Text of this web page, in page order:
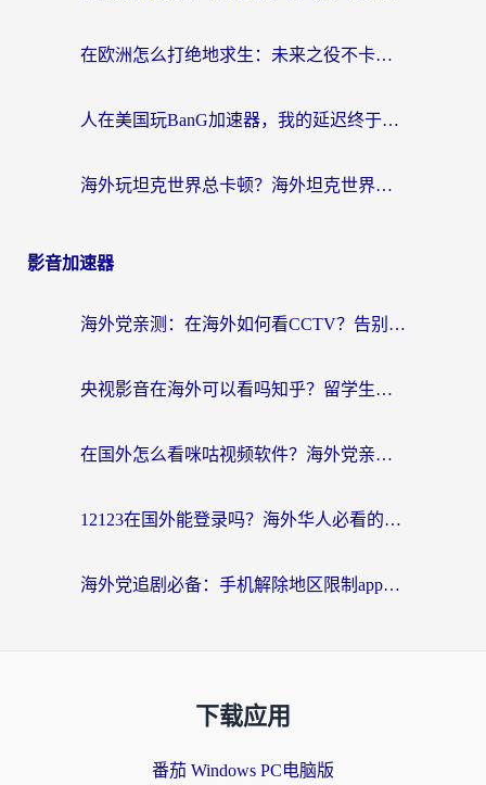
在欧洲怎么打绝地求生：未来之役不卡？留学生亲测的加速器避坑指南
人在美国玩BanG加速器，我的延迟终于绿了
海外玩坦克世界总卡顿？海外坦克世界加速器有哪些？实测好用的选择在这里
影音加速器
海外党亲测：在海外如何看CCTV？告别“仅限大陆播放”的实用指南
央视影音在海外可以看吗知乎？留学生亲测：3步解决地域限制+追剧自由
在国外怎么看咪咕视频软件？海外党亲测有效的回国加速方案
12123在国外能登录吗？海外华人必看的回国加速实用指南
海外党追剧必备：手机解除地区限制app怎么选？解决央视视频&国内剧地区限制全指南
下载应用
番茄 Windows PC电脑版